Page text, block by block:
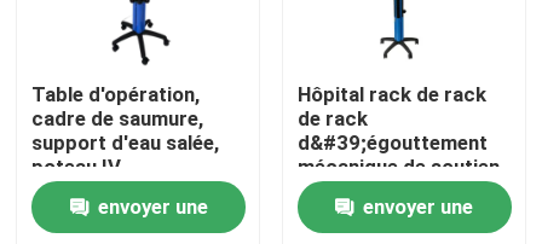
Aperçu
Produits
Table d'opération,
cadre de saumure,
support d'eau salée,
poteau IV
envoyer une
Hôpital rack de rack
de rack
d&#39;égouttement
mécanique de soutien
à l&#39;eau salée
assistéeenvoyer une